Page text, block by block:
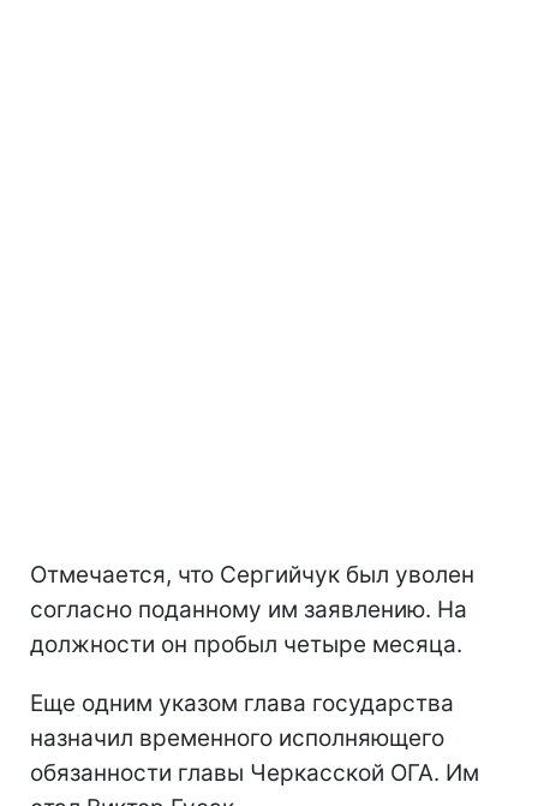
Отмечается, что Сергийчук был уволен
согласно поданному им заявлению. На
должности он пробыл четыре месяца.
Еще одним указом глава государства
назначил временного исполняющего
обязанности главы Черкасской ОГА. Им